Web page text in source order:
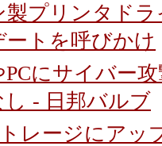
製プリンタド
ートを呼びかけ
にサイバー
し - 日邦バルブ
レージにアッ